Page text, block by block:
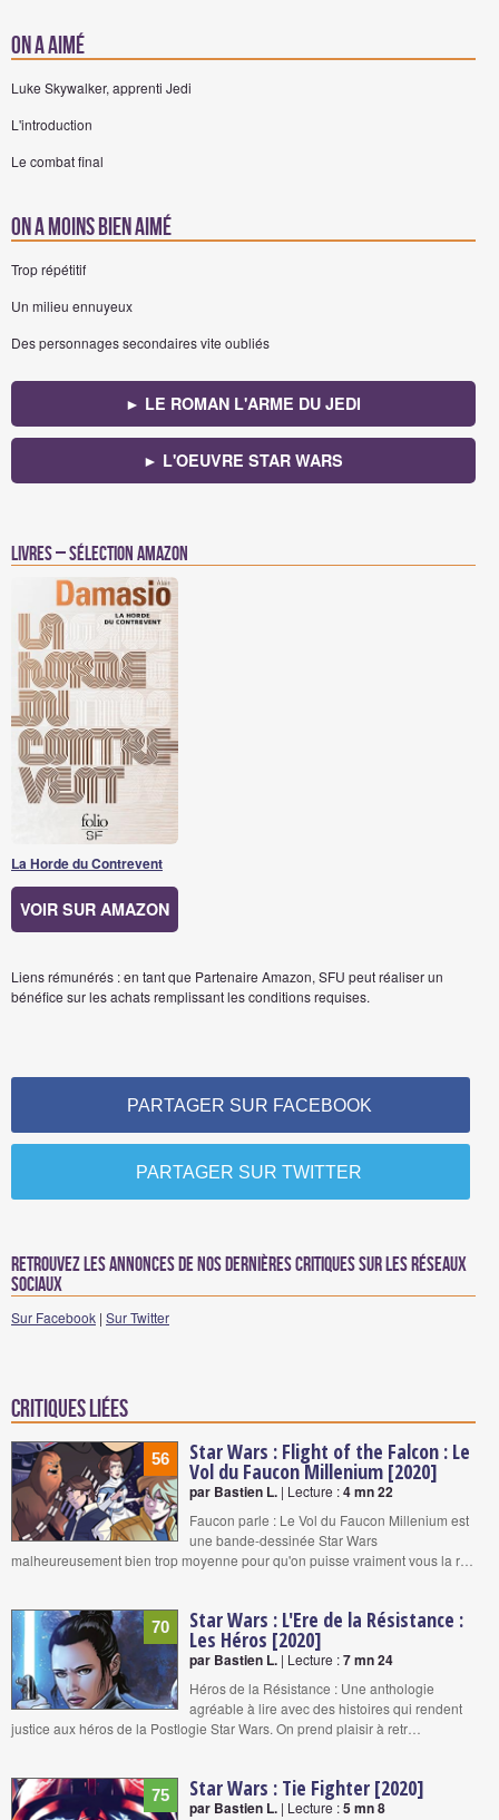
On a aimé
Luke Skywalker, apprenti Jedi
L'introduction
Le combat final
On a moins bien aimé
Trop répétitif
Un milieu ennuyeux
Des personnages secondaires vite oubliés
► LE ROMAN L'ARME DU JEDI
► L'OEUVRE STAR WARS
Livres – Sélection Amazon
La Horde du Contrevent
VOIR SUR AMAZON
Liens rémunérés : en tant que Partenaire Amazon, SFU peut réaliser un
bénéfice sur les achats remplissant les conditions requises.
PARTAGER SUR FACEBOOK
PARTAGER SUR TWITTER
Retrouvez les annonces de nos dernières critiques sur les réseaux
sociaux
Sur Facebook | Sur Twitter
Critiques liées
56 Star Wars : Flight of the Falcon : Le
Vol du Faucon Millenium [2020]
par Bastien L. | Lecture :4 mn 22
Faucon parle : Le Vol du Faucon Millenium est
une bande-dessinée Star Wars
malheureusement bien trop moyenne pour qu'on puisse vraiment vous la r…
70 Star Wars : L'Ere de la Résistance :
Les Héros [2020]
par Bastien L. | Lecture :7 mn 24
Héros de la Résistance : Une anthologie
agréable à lire avec des histoires qui rendent
justice aux héros de la Postlogie Star Wars. On prend plaisir à retr…
75 Star Wars : Tie Fighter [2020]
par Bastien L. | Lecture :5 mn 8